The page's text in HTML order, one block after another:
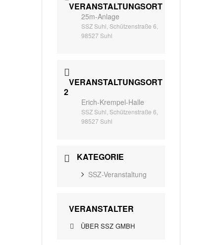
VERANSTALTUNGSORT
25m-Anlage
SSZ Suhl, Schützenstraße 6,
98527 Suhl
VERANSTALTUNGSORT
2
Erich-Krempel-Halle
SSZ Suhl, Schützenstraße 6,
98527 Suhl
KATEGORIE
SSZ-Veranstaltung
VERANSTALTER
ÜBER SSZ GMBH